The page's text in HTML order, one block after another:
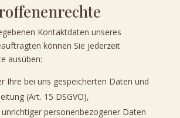
Kontaktdaten unseres
können Sie jederzeit
ausüben:
Ihre bei uns gespeicherten Daten und
(Art. 15 DSGVO),
personenbezogener Daten